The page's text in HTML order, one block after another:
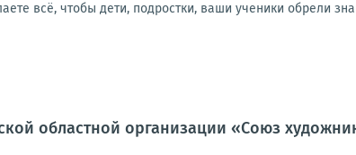
всё, чтобы дети, подростки, ваши ученики обрели
областной организации «Союз